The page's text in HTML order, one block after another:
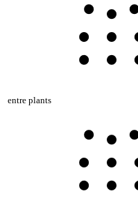
entre plants